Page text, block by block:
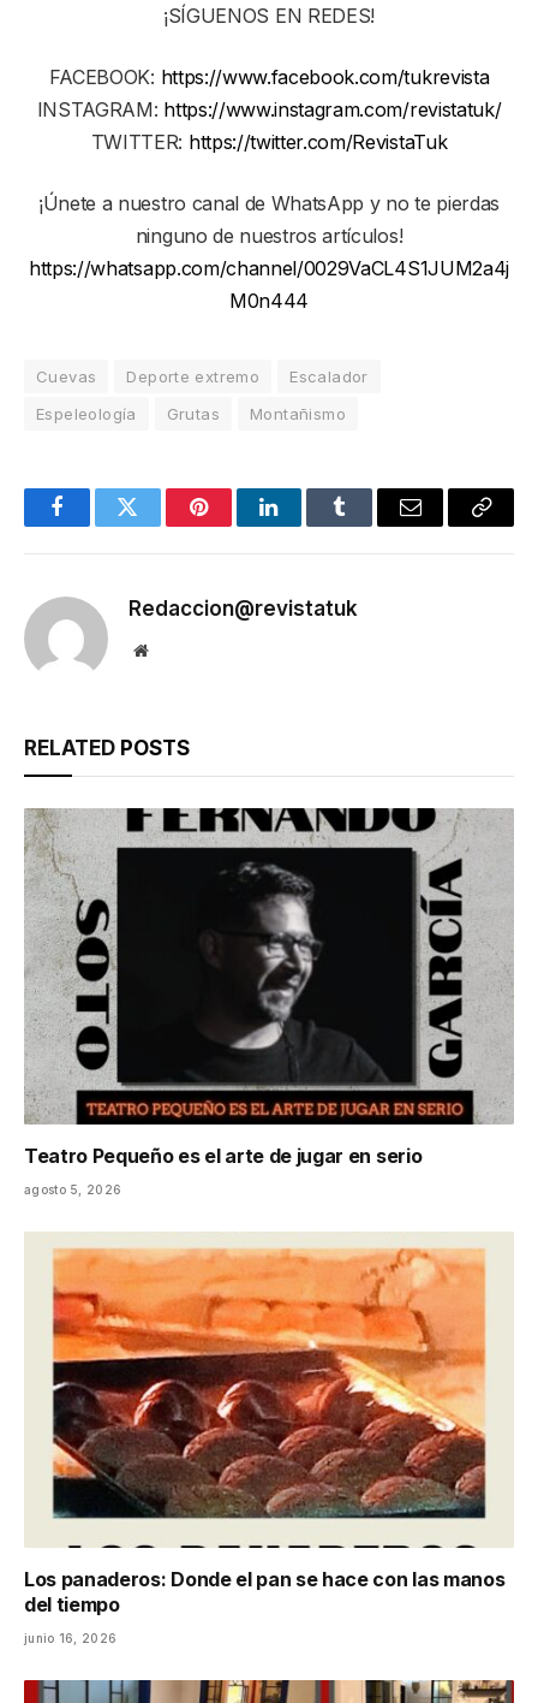
¡SÍGUENOS EN REDES!
FACEBOOK: https://www.facebook.com/tukrevista
INSTAGRAM: https://www.instagram.com/revistatuk/
TWITTER: https://twitter.com/RevistaTuk
¡Únete a nuestro canal de WhatsApp y no te pierdas
ninguno de nuestros artículos!
https://whatsapp.com/channel/0029VaCL4S1JUM2a4j
M0n444
Cuevas Deporte extremo
Escalador
Espeleología
Grutas Montañismo
FacebookTwitter PinterestLinkedInTumblr Email
Copy
Redaccion@revistatuk
Website
RELATED POSTS
Teatro Pequeño es el arte de jugar en serio
agosto 5, 2026
Los panaderos: Donde el pan se hace con las manos
del tiempo
junio 16, 2026